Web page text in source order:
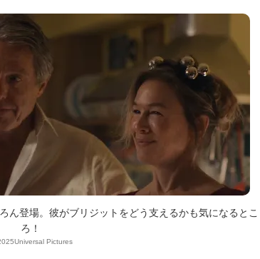
ん登場。彼がブリジットをどう支えるかも気になるとこ
ろ！
Pictures